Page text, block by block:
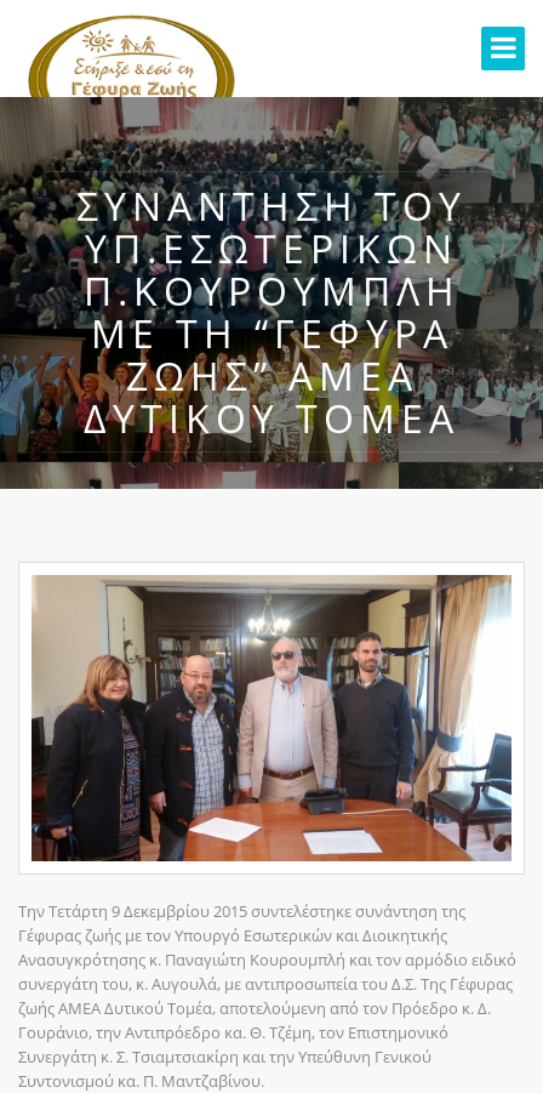
ΣΥΝΑΝΤΗΣΗ ΤΟΥ
ΥΠ.ΕΣΩΤΕΡΙΚΩΝ
Π.ΚΟΥΡΟΥΜΠΛΗ
ΜΕ ΤΗ “ΓΕΦΥΡΑ
ΖΩΗΣ” ΑΜΕΑ
ΔYTIKOY TOMEA
Την Τετάρτη 9 Δεκεμβρίου 2015 συντελέστηκε συνάντηση της
Γέφυρας ζωής με τον Υπουργό Εσωτερικών και Διοικητικής
Ανασυγκρότησης κ. Παναγιώτη Κουρουμπλή και τον αρμόδιο ειδικό
συνεργάτη του, κ. Αυγουλά, με αντιπροσωπεία του Δ.Σ. Της Γέφυρας
ζωής ΑΜΕΑ Δυτικού Τομέα, αποτελούμενη από τον Πρόεδρο κ. Δ.
Γουράνιο, την Αντιπρόεδρο κα. Θ. Τζέμη, τον Επιστημονικό
Συνεργάτη κ. Σ. Τσιαμτσιακίρη και την Υπεύθυνη Γενικού
Συντονισμού κα. Π. Μαντζαβίνου.